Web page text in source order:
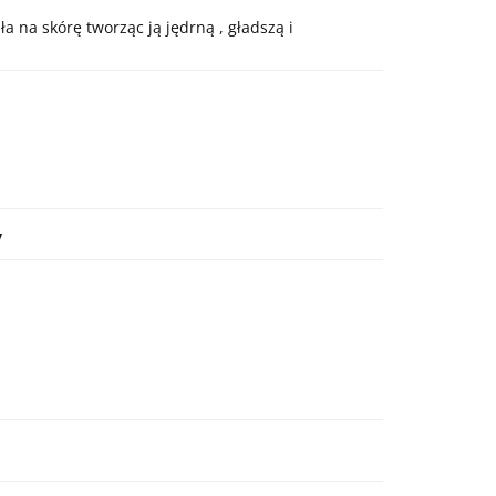
na skórę tworząc ją jędrną , gładszą i